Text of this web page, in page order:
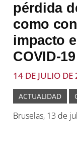
pérdida
como
impacto
COVID-19
14 DE JULIO DE
ACTUALIDAD
Bruselas, 13 de